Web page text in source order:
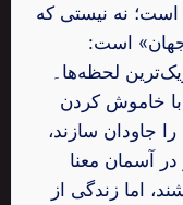
است؛ نه نیستی که
است:
لحظه‌ها۔
با خاموش کردن
جاودان سازند،
آسمان معنا
اما زندگی از